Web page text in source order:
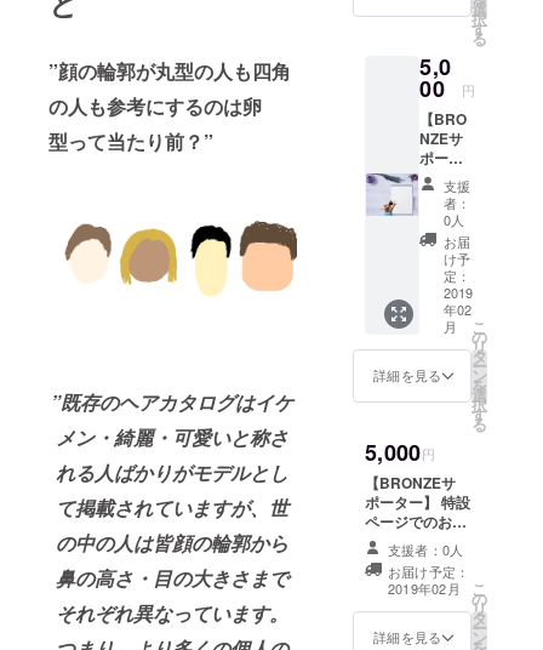
”顔の輪郭が丸型の人も四角
の人も参考にするのは卵
型って当たり前？”
”既存のヘアカタログはイケ
メン・綺麗・可愛いと称さ
れる人ばかりがモデルとし
て掲載されていますが、世
の中の人は皆顔の輪郭から
鼻の高さ・目の大きさまで
それぞれ異なっています。
選
択
す
る
5,0
00 円
【BRO
NZEサ
ポー
ター】
特設
ページ
でのお
名前掲
載 今プ
ロジェ
クトの
オリジ
ナルス
テッ
カー お
礼の
セージ
支援
者：
0人
お届
け予
定：
2019
年02
月
詳細を見る
こ
の
リ
タ
ー
ン
を
選
択
す
る
5,000円
【BRONZEサ
ポーター】 特設
ページでのお名
前掲載 今プロ
ジェクトのオリ
ジナル缶バッジ
お礼のメッセー
ジ
支援者：0人
お届け予定：
2019年02月
詳細を見る
こ
の
リ
タ
ー
ン